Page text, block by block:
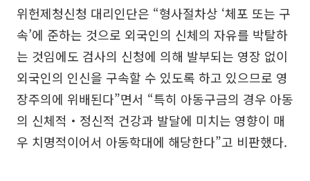
위헌제청신청 대리인단은 “형사절차상 ‘체포 또는 구
속’에 준하는 것으로 외국인의 신체의 자유를 박탈하
는 것임에도 검사의 신청에 의해 발부되는 영장 없이
외국인의 인신을 구속할 수 있도록 하고 있으므로 영
장주의에 위배된다”면서 “특히 아동구금의 경우 아동
의 신체적‧정신적 건강과 발달에 미치는 영향이 매
우 치명적이어서 아동학대에 해당한다”고 비판했다.